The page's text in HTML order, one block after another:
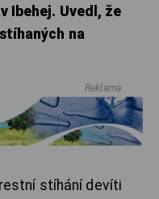
Ibehej. Uvedl, že
na
Reklama
stíhání devíti